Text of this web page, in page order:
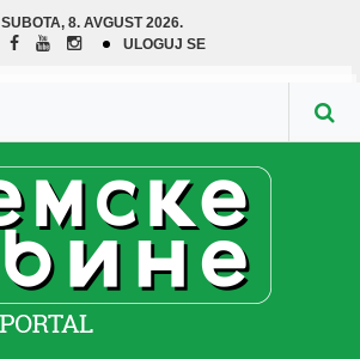
SUBOTA, 8. AVGUST 2026.
ULOGUJ SE